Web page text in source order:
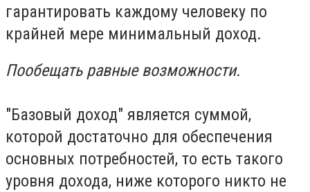
гарантировать каждому человеку по
крайней мере минимальный доход.
Пообещать равные возможности.
"Базовый доход" является суммой,
которой достаточно для обеспечения
основных потребностей, то есть такого
уровня дохода, ниже которого никто не